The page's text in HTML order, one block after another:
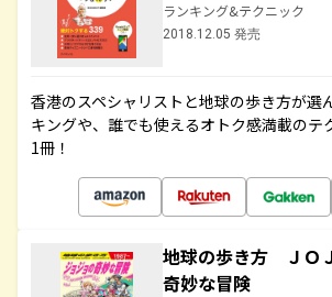
ランキング&テクニック
2018.12.05 発売
香港のスペシャリストと地球の歩き方が選
キングや、誰でも使えるオトク感満載のテ
1冊！
地球の歩き方 ＪＯ
奇妙な冒険